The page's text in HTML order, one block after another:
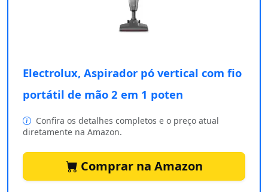
Electrolux, Aspirador pó vertical com fio
portátil de mão 2 em 1 poten
Confira os detalhes completos e o preço atual
diretamente na Amazon.
Comprar na Amazon